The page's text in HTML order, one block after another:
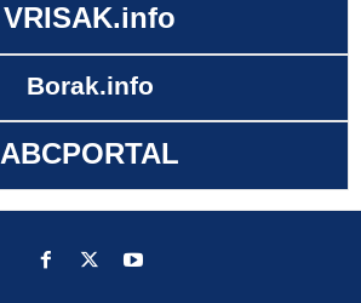
VRISAK.info
Borak.info
ABCPORTAL